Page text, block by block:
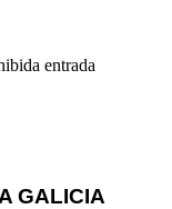
entrada
GALICIA